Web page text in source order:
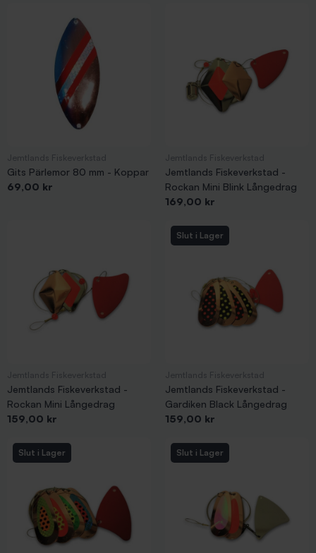
Gits Pärlemor 80 mm - Koppar
Pris
69,00 kr
Jemtlands Fiskeverkstad -
Rockan Mini Blink Långedrag
Pris
169,00 kr
Jemtlands Fiskeverkstad -
Rockan Mini Långedrag
Pris
159,00 kr
Slut i Lager
Jemtlands Fiskeverkstad -
Gardiken Black Långedrag
Pris
159,00 kr
Slut i Lager Slut i Lager